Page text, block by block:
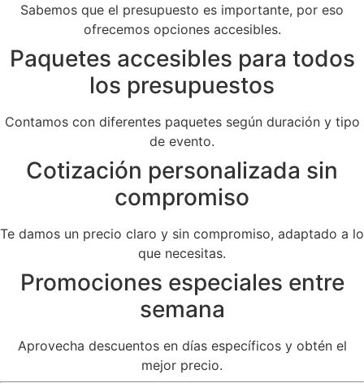
Sabemos que el presupuesto es importante, por eso
ofrecemos opciones accesibles.
Paquetes accesibles para todos
los presupuestos
Contamos con diferentes paquetes según duración y tipo
de evento.
Cotización personalizada sin
compromiso
Te damos un precio claro y sin compromiso, adaptado a lo
que necesitas.
Promociones especiales entre
semana
Aprovecha descuentos en días específicos y obtén el
mejor precio.